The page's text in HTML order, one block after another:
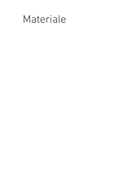
Materiale